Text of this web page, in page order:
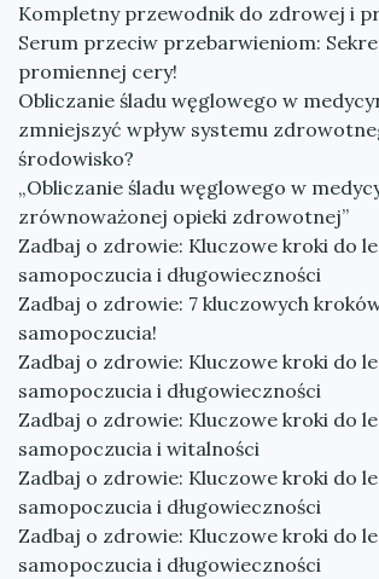
Kompletny przewodnik do zdrowej i
Serum przeciw przebarwieniom:
promiennej cery!
Obliczanie śladu węglowego w
zmniejszyć wpływ systemu
środowisko?
„Obliczanie śladu węglowego w
zrównoważonej opieki zdrowotnej”
Zadbaj o zdrowie: Kluczowe kroki do
samopoczucia i długowieczności
Zadbaj o zdrowie: 7 kluczowych
samopoczucia!
Zadbaj o zdrowie: Kluczowe kroki do
samopoczucia i długowieczności
Zadbaj o zdrowie: Kluczowe kroki do
samopoczucia i witalności
Zadbaj o zdrowie: Kluczowe kroki do
samopoczucia i długowieczności
Zadbaj o zdrowie: Kluczowe kroki do
samopoczucia i długowieczności